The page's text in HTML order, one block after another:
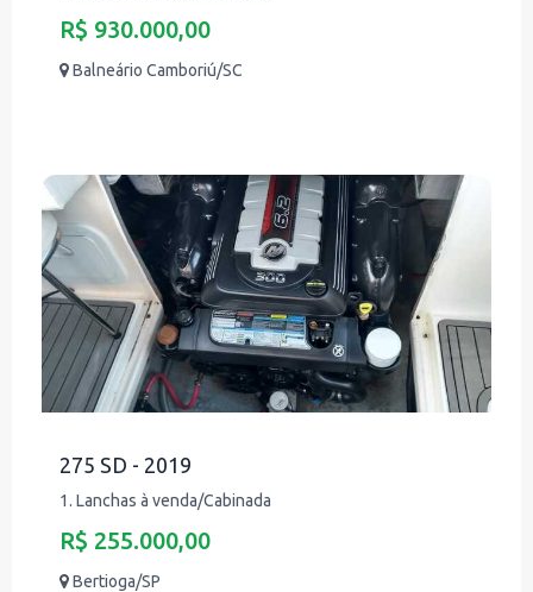
R$ 930.000,00
Balneário Camboriú/SC
275 SD - 2019
1. Lanchas à venda/Cabinada
R$ 255.000,00
Bertioga/SP